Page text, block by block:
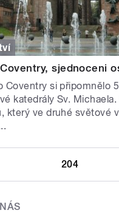
sjednoceni
Coventry si připomnělo
katedrály Sv.
který ve druhé světové
204